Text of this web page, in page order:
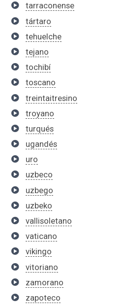
tarraconense
tártaro
tehuelche
tejano
tochibí
toscano
treintaitresino
troyano
turqués
ugandés
uro
uzbeco
uzbego
uzbeko
vallisoletano
vaticano
vikingo
vitoriano
zamorano
zapoteco